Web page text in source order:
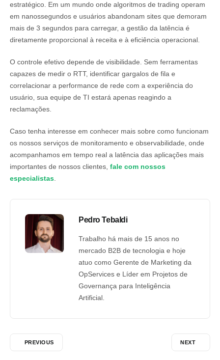
estratégico. Em um mundo onde algoritmos de trading operam
em nanossegundos e usuários abandonam sites que demoram
mais de 3 segundos para carregar, a gestão da latência é
diretamente proporcional à receita e à eficiência operacional.
O controle efetivo depende de visibilidade. Sem ferramentas
capazes de medir o RTT, identificar gargalos de fila e
correlacionar a performance de rede com a experiência do
usuário, sua equipe de TI estará apenas reagindo a
reclamações.
Caso tenha interesse em conhecer mais sobre como funcionam
os nossos serviços de monitoramento e observabilidade, onde
acompanhamos em tempo real a latência das aplicações mais
importantes de nossos clientes, fale com nossos
especialistas
Pedro Tebaldi
Trabalho há mais de 15 anos no
mercado B2B de tecnologia e hoje
atuo como Gerente de Marketing da
OpServices e Líder em Projetos de
Governança para Inteligência
Artificial.
PREVIOUS NEXT